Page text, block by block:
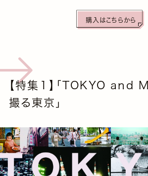
購入はこちらから
【特集１】「TOKYO and
撮る東京」